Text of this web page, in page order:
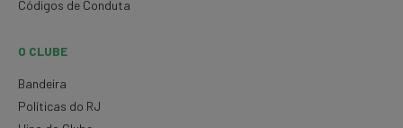
Códigos de Conduta
O CLUBE
Bandeira
Políticas do RJ